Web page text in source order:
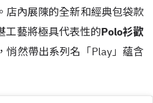
店內展陳的全新和經典包袋款
工藝將極具代表性的Polo衫歡
悄然帶出系列名「Play」蘊含